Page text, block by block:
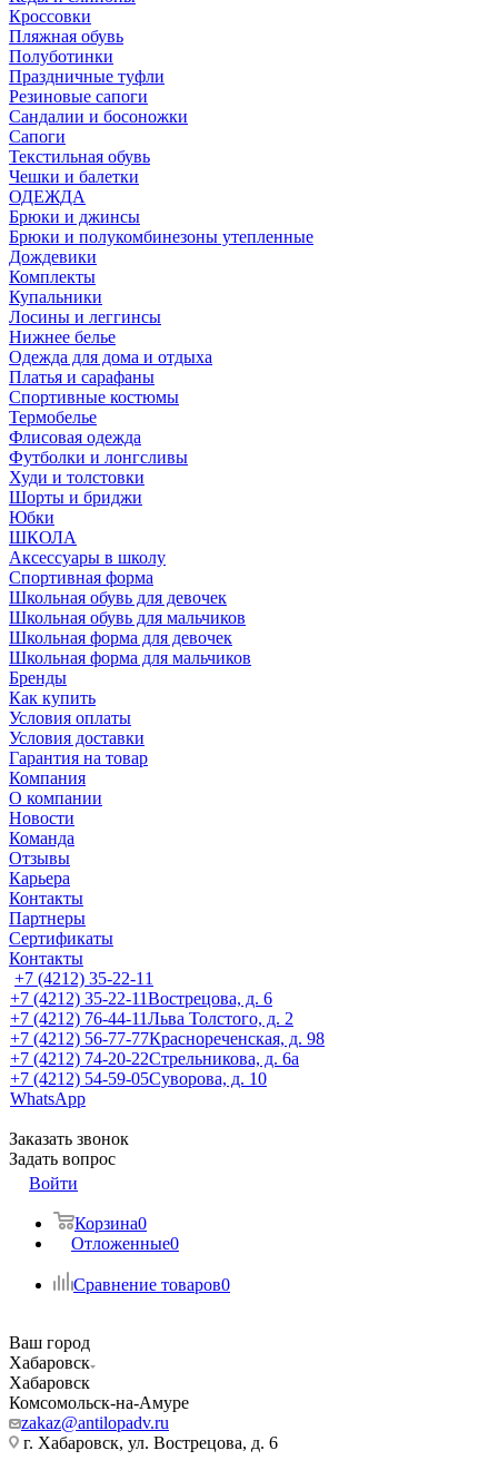
Кроссовки
Пляжная обувь
Полуботинки
Праздничные туфли
Резиновые сапоги
Сандалии и босоножки
Сапоги
Текстильная обувь
Чешки и балетки
ОДЕЖДА
Брюки и джинсы
Брюки и полукомбинезоны утепленные
Дождевики
Комплекты
Купальники
Лосины и леггинсы
Нижнее белье
Одежда для дома и отдыха
Платья и сарафаны
Спортивные костюмы
Термобелье
Флисовая одежда
Футболки и лонгсливы
Худи и толстовки
Шорты и бриджи
Юбки
ШКОЛА
Аксессуары в школу
Спортивная форма
Школьная обувь для девочек
Школьная обувь для мальчиков
Школьная форма для девочек
Школьная форма для мальчиков
Бренды
Как купить
Условия оплаты
Условия доставки
Гарантия на товар
Компания
О компании
Новости
Команда
Отзывы
Карьера
Контакты
Партнеры
Сертификаты
Контакты
+7 (4212) 35-22-11
+7 (4212) 35-22-11Вострецова, д. 6
+7 (4212) 76-44-11Льва Толстого, д. 2
+7 (4212) 56-77-77Краснореченская, д. 98
+7 (4212) 74-20-22Стрельникова, д. 6а
+7 (4212) 54-59-05Суворова, д. 10
WhatsApp
Заказать звонок
Задать вопрос
Войти
Корзина0
Отложенные0
Сравнение товаров0
Ваш город
Хабаровск
Хабаровск
Комсомольск-на-Амуре
zakaz@antilopadv.ru
г. Хабаровск, ул. Вострецова, д. 6